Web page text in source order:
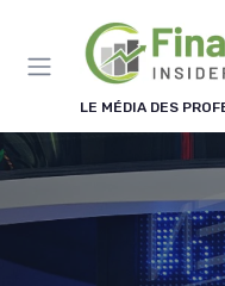
LE MÉDIA DES